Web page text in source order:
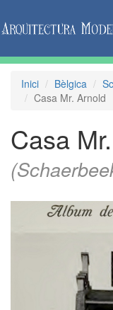
Inici Bèlgica
Casa Mr. Arnold
Casa